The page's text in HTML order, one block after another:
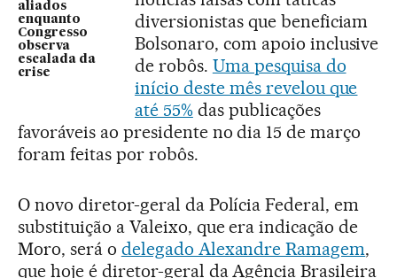
aliados
enquanto
Congresso
observa
escalada da
crise
diversionistas que beneficiam
Bolsonaro, com apoio inclusive
de robôs. Uma pesquisa do
início deste mês revelou que
até 55% das publicações
favoráveis ao presidente no dia 15 de março
foram feitas por robôs.
O novo diretor-geral da Polícia Federal, em
substituição a Valeixo, que era indicação de
Moro, será o delegado Alexandre Ramagem,
que hoje é diretor-geral da Agência Brasileira